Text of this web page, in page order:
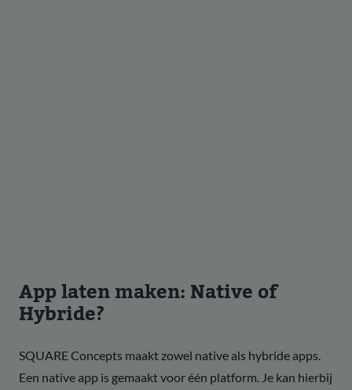
App laten maken: Native of
Hybride?
SQUARE Concepts maakt zowel native als hybride apps.
Een native app is gemaakt voor één platform. Je kan hierbij